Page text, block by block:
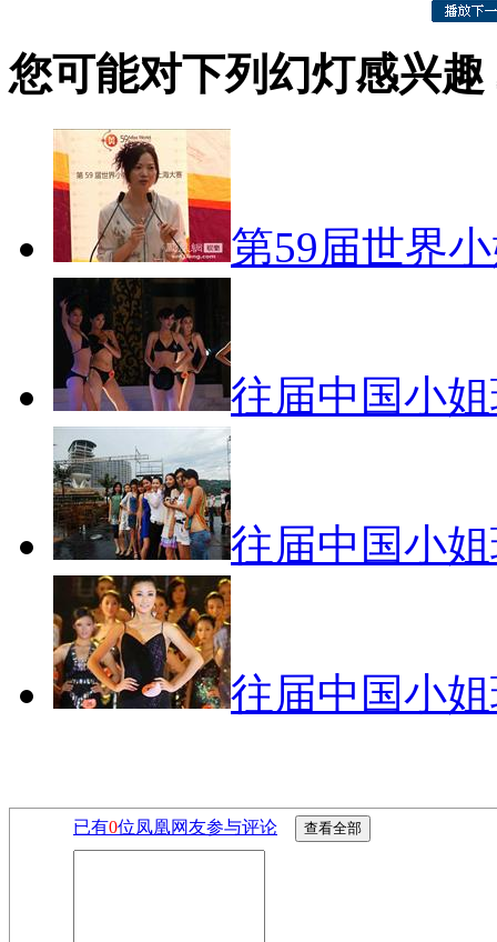
您可能对下列幻灯感兴趣
第59届世界
往届中国小
往届中国小
往届中国小
已有0位凤凰网友参与评论